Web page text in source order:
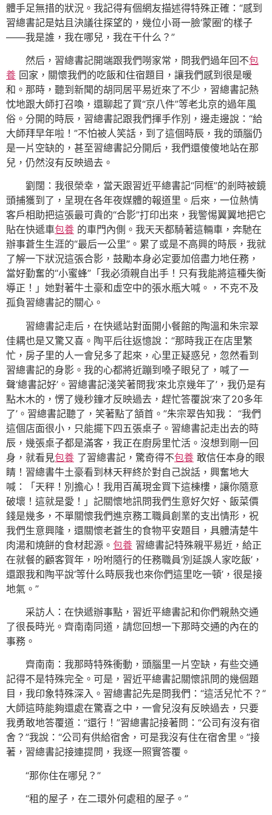
體手足無措的狀況。我記得有個網友描述得特殊正確：“感到
習總書記是姑且決議往探望的，幾位小哥一臉‘蒙圈’的樣子
——我是誰，我在哪兒，我在干什么？”
然后，習總書記開端跟我們嘮家常，問我們過年回不包
養 回家，關懷我們的吃飯和住宿題目，讓我們感到很是暖
和。那時，聽到新聞的胡同居平易近來了不少，習總書記熱
忱地跟大師打召喚，還聊起了買“京八件”等老北京的過年風
俗。分開的時辰，習總書記跟我們揮手作別，邊走邊說：“給
大師拜早年啦！”不怕被人笑話，到了這個時辰，我的頭腦仍
是一片空缺的，甚至習總書記分開后，我們還傻傻地站在那
兒，仍然沒有反映過去。
劉闊：我很榮幸，當天跟習近平總書記“同框”的剎時被鏡
頭捕獲到了，呈現在各年夜媒體的報道里。后來，一位熱情
客戶相助把這張最可貴的“合影”打印出來，我警惕翼翼地把它
貼在快遞車包養 的車門內側。我天天都騎著這輛車，奔馳在
辦事蒼生生涯的“最后一公里”。累了或是不高興的時辰，我就
了解一下狀況這張合影，鼓勵本身必定要加倍盡力地任務，
當好勤奮的“小蜜蜂”「我必須親自出手！只有我能將這種失衡
導正！」她對著牛土豪和虛空中的張水瓶大喊。，不克不及
孤負習總書記的關心。
習總書記走后，在快遞站對面開小餐館的陶溫和朱宗翠
佳耦也是又驚又喜。陶平后往返憶說：“那時我正在店里繁
忙，房子里的人一會兒多了起來，心里正疑惑兒，忽然看到
習總書記的身影。我的心都將近蹦到嗓子眼兒了，喊了一
聲‘總書記好’。習總書記淺笑著問我‘來北京幾年了’，我仍是有
點木木的，愣了幾秒鐘才反映過去，趕忙答覆說‘來了20多年
了’。習總書記聽了，笑著點了頷首。”朱宗翠告知我： “我們
這個店面很小，只能擺下四五張桌子。習總書記走出去的時
辰，幾張桌子都是滿客，我正在廚房里忙活。沒想到剛一回
身，就看見包養 了習總書記，驚奇得不包養 敢信任本身的眼
睛！習總書牛土豪看到林天秤終於對自己說話，興奮地大
喊：「天秤！別擔心！我用百萬現金買下這棟樓，讓你隨意
破壞！這就是愛！」記關懷地訊問我們生意好欠好、飯菜價
錢是幾多，不單關懷我們進京務工職員創業的支出情形，祝
我們生意興隆，還關懷老蒼生的食物平安題目，具體清楚牛
肉湯和燒餅的食材起源。 包養 習總書記特殊親平易近，給正
在就餐的顧客賀年，吩咐隨行的任務職員‘別延誤人家吃飯’，
還跟我和陶平說‘等什么時辰我也來你們這里吃一頓’，很是接
地氣。”
采訪人：在快遞辦事點，習近平總書記和你們親熱交通
了很長時光。齊南南同道，請您回想一下那時交通的內在的
事務。
齊南南：我那時特殊衝動，頭腦里一片空缺，有些交通
記得不是特殊完全。可是，習近平總書記關懷訊問的幾個題
目，我印象特殊深入。習總書記先是問我們：“這活兒忙不？”
大師這時能夠還處在驚喜之中，一會兒沒有反映過去，只要
我勇敢地答覆道：“還行！”習總書記接著問：“公司有沒有宿
舍？”我說：“公司有供給宿舍，可是我沒有住在宿舍里。”接
著，習總書記接連提問，我逐一照實答覆。
“那你住在哪兒？”
“租的屋子，在二環外何處租的屋子。”